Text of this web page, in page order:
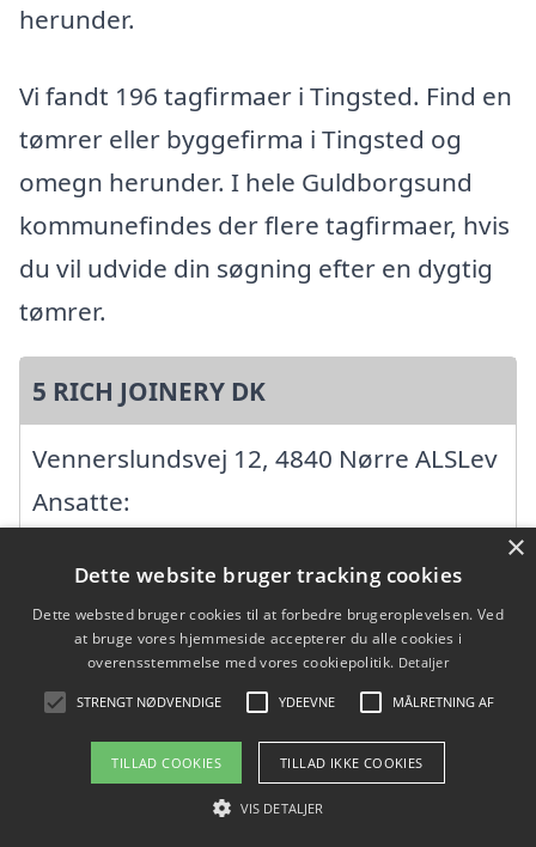
herunder.
Vi fandt 196 tagfirmaer i Tingsted. Find en
tømrer eller byggefirma i Tingsted og
omegn herunder. I hele Guldborgsund
kommunefindes der flere tagfirmaer, hvis
du vil udvide din søgning efter en dygtig
tømrer.
5 RICH JOINERY DK
Vennerslundsvej 12, 4840 Nørre ALSLev
Ansatte:
Virksomhedsform:
Enkeltmandsvirksomhed
CVR: 46570804
A. Bækkel
Lillebrændevej 34, 4850 Stubbekøbing
×
Dette website bruger tracking cookies
Dette websted bruger cookies til at forbedre brugeroplevelsen. Ved
at bruge vores hjemmeside accepterer du alle cookies i
overensstemmelse med vores cookiepolitik. Detaljer
STRENGT NØDVENDIGE YDEEVNE MÅLRETNING AF
TILLAD COOKIES TILLAD IKKE COOKIES
VIS DETALJER